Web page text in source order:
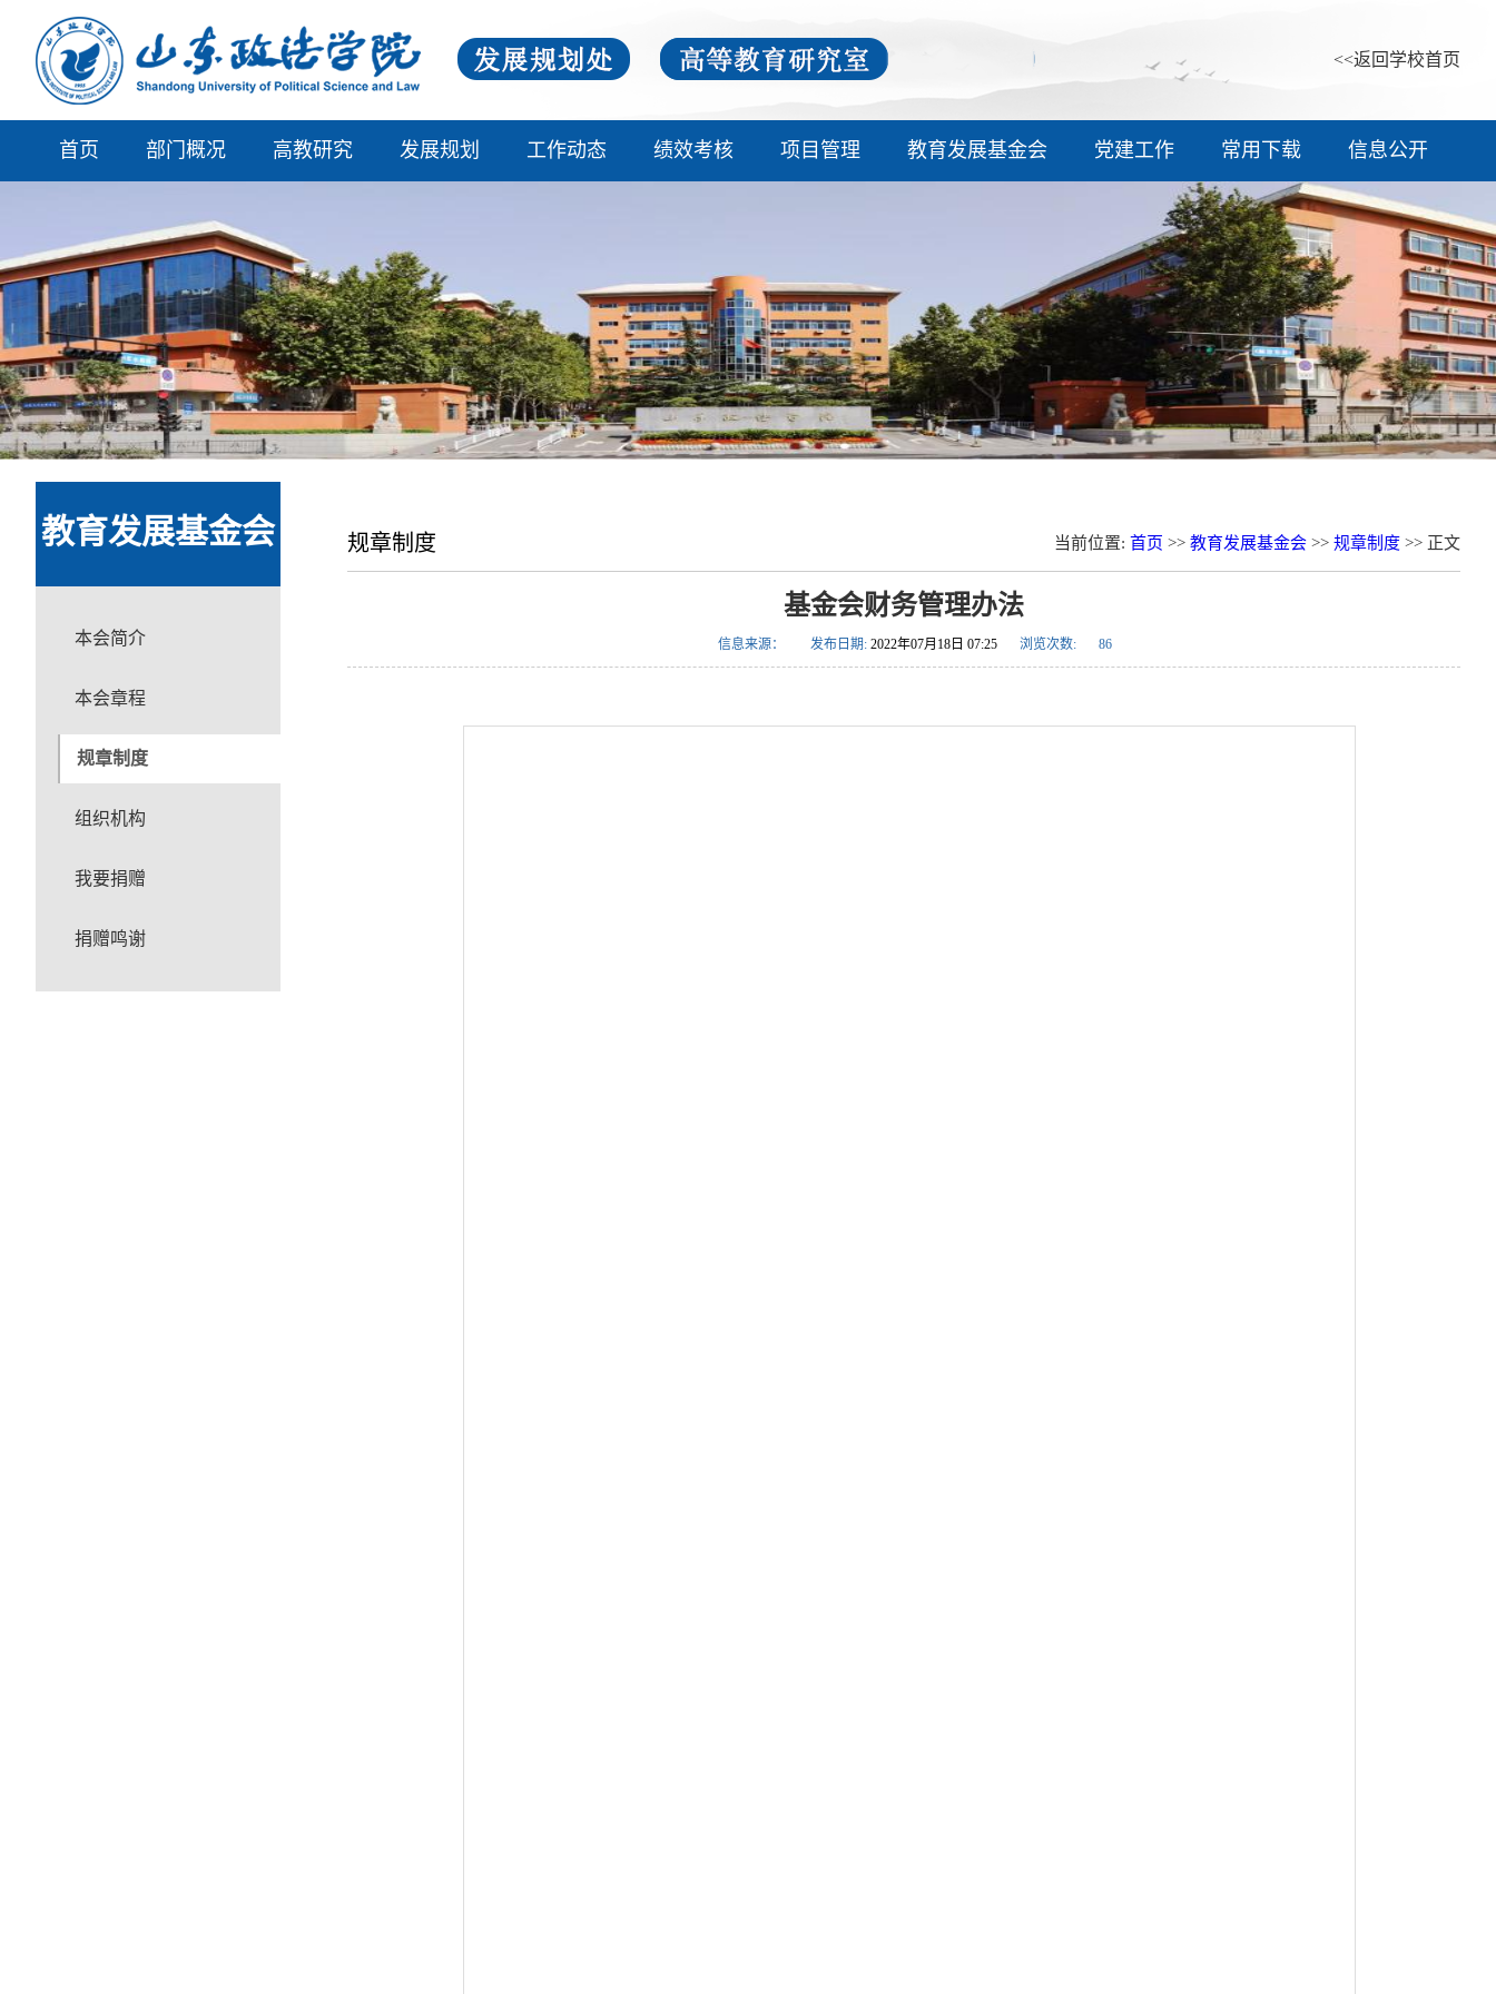
<<返回学校首页
首页 部门概况 高教研究 发展规划 工作动态 绩效考核 项目管理 教育发展基金会 党建工作 常用下载 信息公开
教育发展基金会
本会简介
本会章程
规章制度
组织机构
我要捐赠
捐赠鸣谢
规章制度 当前位置: 首页 >> 教育发展基金会 >> 规章制度 >> 正文
基金会财务管理办法
信息来源： 发布日期: 2022年07月18日 07:25 浏览次数: 86